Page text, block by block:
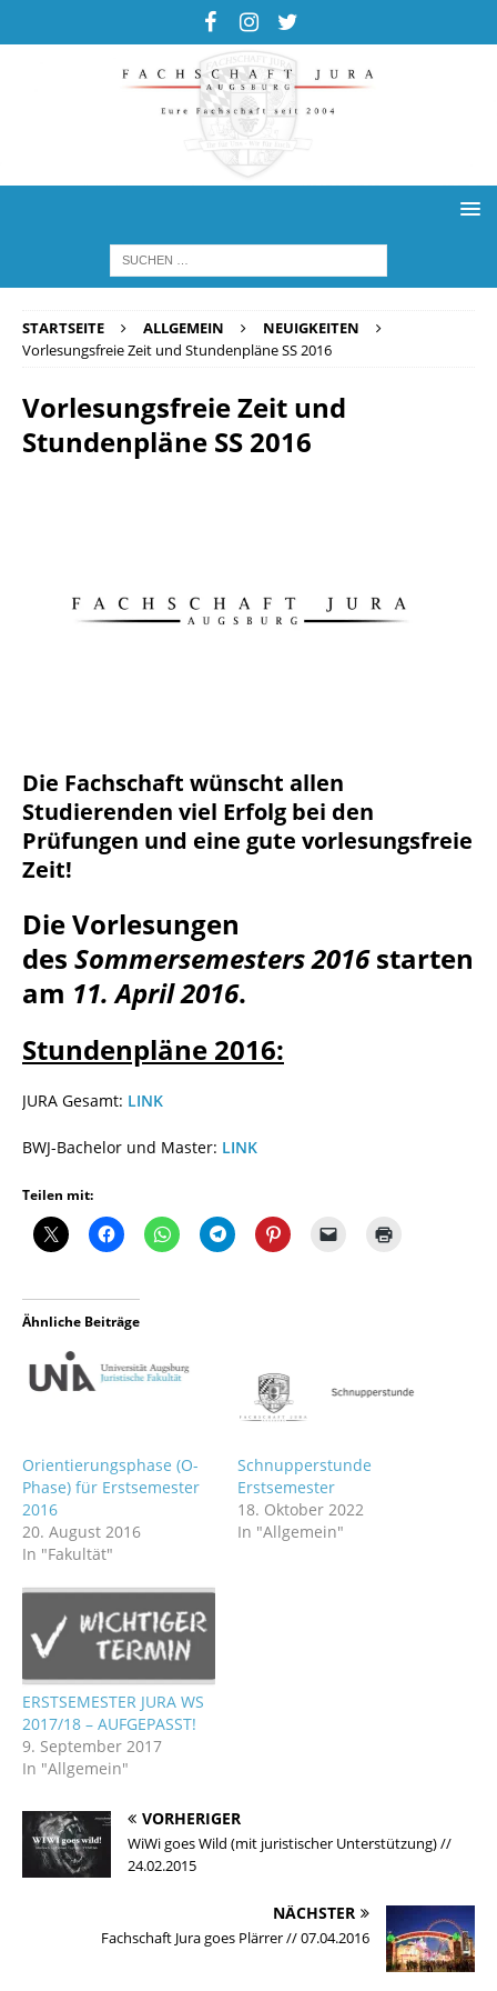
STARTSEITE ALLGEMEIN
NEUIGKEITEN
Vorlesungsfreie Zeit und Stundenpläne SS 2016
Vorlesungsfreie Zeit und
Stundenpläne SS 2016
Die Fachschaft wünscht allen
Studierenden viel Erfolg bei den
Prüfungen und eine gute vorlesungsfreie
Zeit!
Die Vorlesungen
des Sommersemesters 2016starten
am 11. April 2016.
Stundenpläne 2016:
JURA Gesamt: LINK
BWJ-Bachelor und Master: LINK
Teilen mit:
Ähnliche Beiträge
Orientierungsphase (O-
Phase) für Erstsemester
2016
20. August 2016
In "Fakultät"
Schnupperstunde
Erstsemester
18. Oktober 2022
In "Allgemein"
ERSTSEMESTER JURA WS
2017/18 – AUFGEPASST!
9. September 2017
In "Allgemein"
VORHERIGER
WiWi goes Wild (mit juristischer Unterstützung) //
24.02.2015
NÄCHSTER
Fachschaft Jura goes Plärrer // 07.04.2016